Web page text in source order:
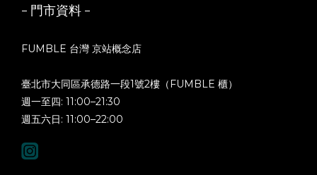
- 門市資料 -
FUMBLE 台灣 京站概念店
臺北市大同區承德路一段1號2樓（FUMBLE 櫃）
週一至四: 11:00–21:30
週五六日: 11:00–22:00